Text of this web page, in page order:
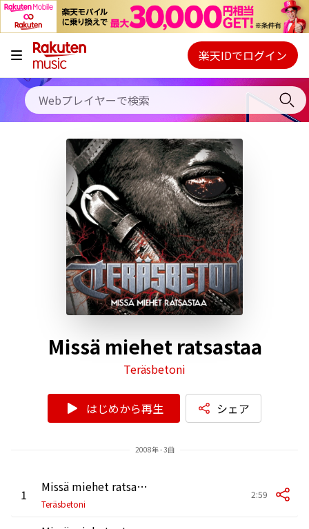
キャンペーン
料金プラン
使い方
初回30日間無料お試し
Webプレイヤー
ご契約内容の確認・変更
楽天IDでログイン
Missä miehet ratsastaa
Teräsbetoni
はじめから再生 シェア
2008年 - 3曲
1 Missä miehet ratsastaa (Euroviisuversio)
Teräsbetoni
2:59